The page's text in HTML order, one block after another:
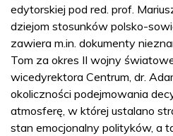
edytorskiej pod red. prof.
dziejom stosunków polsko-
zawiera m.in. dokumenty
Tom za okres II wojny
wicedyrektora Centrum, dr.
okoliczności podejmowania
atmosferę, w której ustalano
stan emocjonalny polityków, a